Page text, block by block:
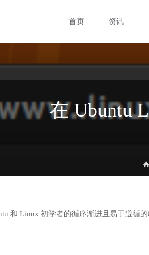
至
容
首页 资讯
在 Ubuntu
和 Linux 初学者的循序渐进且易于遵循的